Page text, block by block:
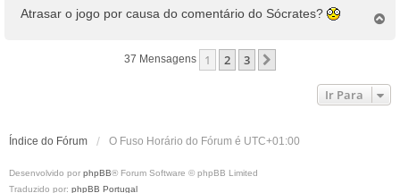
Atrasar o jogo por causa do comentário do Sócrates?
37 Mensagens 1 2 3
Ir Para
Índice do Fórum O Fuso Horário do Fórum é UTC+01:00
Desenvolvido por phpBB® Forum Software © phpBB Limited
Traduzido por: phpBB Portugal